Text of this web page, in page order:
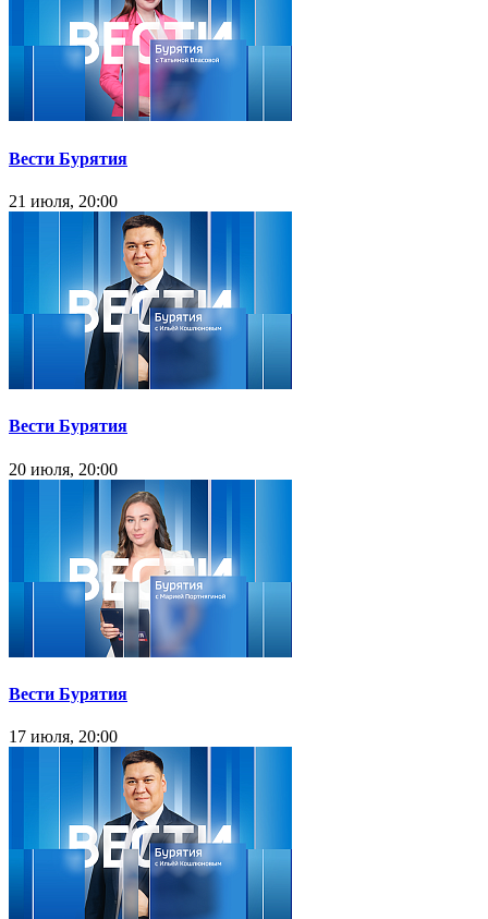
Вести Бурятия
21 июля, 20:00
Вести Бурятия
20 июля, 20:00
Вести Бурятия
17 июля, 20:00